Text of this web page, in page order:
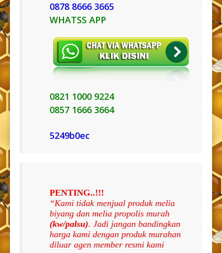
0878 8666 3665
WHATSS APP
0821 1000 9224
0857 1666 3664
5249b0ec
PENTING..!!!
“Kami tidak menjual produk melia
biyang dan melia propolis murah
(kw/palsu). Jadi jangan bandingkan
harga kami dengan produk murahan
diluar agen member resmi kami